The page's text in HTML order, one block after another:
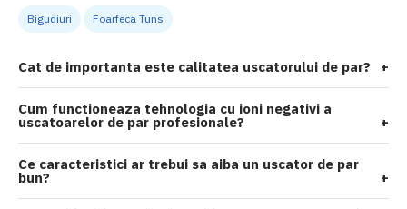
Bigudiuri Foarfeca Tuns
Cat de importanta este calitatea uscatorului de par? +
Cum functioneaza tehnologia cu ioni negativi a
uscatoarelor de par profesionale? +
Ce caracteristici ar trebui sa aiba un uscator de par
bun? +